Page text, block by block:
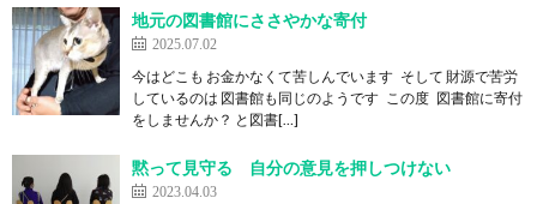
地元の図書館にささやかな寄付
2025.07.02
今はどこも お金かなくて苦しんでいます そして 財源で苦労
しているのは 図書館も同じのようです この度 図書館に寄付
をしませんか？ と図書[…]
黙って見守る 自分の意見を押しつけない
2023.04.03